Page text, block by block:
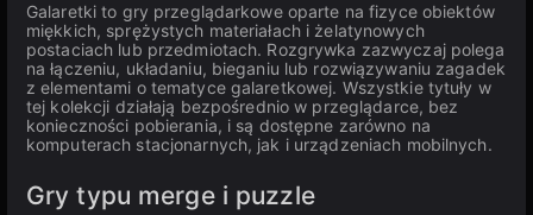
Galaretki to gry przeglądarkowe oparte na fizyce obiektów
miękkich, sprężystych materiałach i żelatynowych
postaciach lub przedmiotach. Rozgrywka zazwyczaj polega
na łączeniu, układaniu, bieganiu lub rozwiązywaniu zagadek
z elementami o tematyce galaretkowej. Wszystkie tytuły w
tej kolekcji działają bezpośrednio w przeglądarce, bez
konieczności pobierania, i są dostępne zarówno na
komputerach stacjonarnych, jak i urządzeniach mobilnych.
Gry typu merge i puzzle